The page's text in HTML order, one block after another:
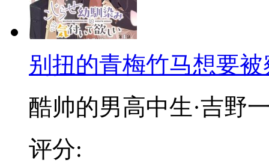
别扭的青梅竹马想要被
酷帅的男高中生·吉野
评分: